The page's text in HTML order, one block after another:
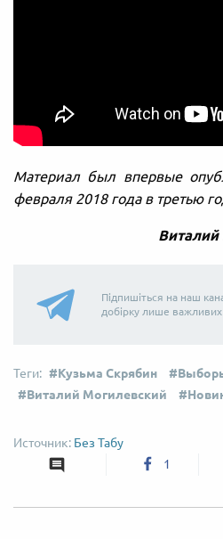
Материал был впервые
февраля 2018 года в третью
Виталий
Підпишіться на наш
добірку лише
Кузьма Скрябин
Виталий Могилевский
Без Табу
1